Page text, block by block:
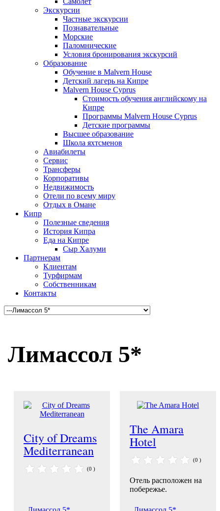
Экскурсии
Частные экскурсии
Познавательные
Морские
Паломнические
Условия бронирования экскурсий
Образование
Обучение в Malvern House
Детский лагерь на Кипре
Malvern House Cyprus
Стоимость обучения английскому на
Кипре
Программы Malvern House Cyprus
Детские программы
Высшее образование
Школа яхтсменов
Авиабилеты
Сервис
Трансферы
Корпоративы
Недвижимость
Отели по всему миру
Отдых в Омане
Кипр
Полезные сведения
История Кипра
Еда на Кипре
Сыр Халуми
Партнерам
Клиентам
Турфирмам
Собственникам
Контакты
Лимассол 5*
City of Dreams
Mediterranean
(0 )
The Amara
Hotel
(0 )
Отель расположен на
побережье.